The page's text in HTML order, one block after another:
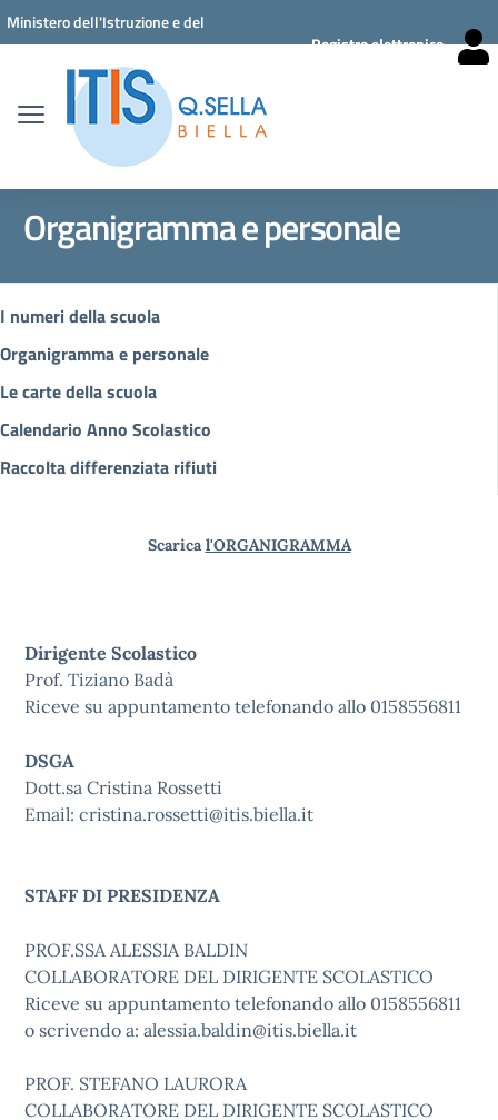
Vai ai contenuti
Vai al menu di navigazione
Vai al footer
Ministero dell'Istruzione e del
Registro elettronico
Organigramma e personale
I numeri della scuola
Organigramma e personale
Le carte della scuola
Calendario Anno Scolastico
Raccolta differenziata rifiuti
Scarica l'ORGANIGRAMMA
Dirigente Scolastico
Prof. Tiziano Badà
Riceve su appuntamento telefonando allo 0158556811
DSGA
Dott.sa Cristina Rossetti
Email: cristina.rossetti@itis.biella.it
STAFF DI PRESIDENZA
PROF.SSA ALESSIA BALDIN
COLLABORATORE DEL DIRIGENTE SCOLASTICO
Riceve su appuntamento telefonando allo 0158556811
o scrivendo a: alessia.baldin@itis.biella.it
PROF. STEFANO LAURORA
COLLABORATORE DEL DIRIGENTE SCOLASTICO